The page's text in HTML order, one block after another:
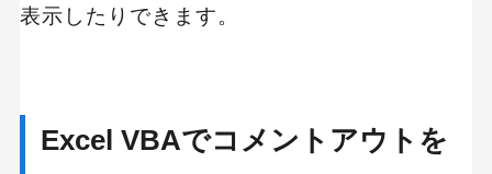
表示したりできます。
Excel VBAでコメントアウトを